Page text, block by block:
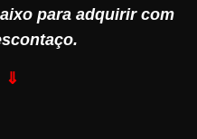
para adquirir com
⇓